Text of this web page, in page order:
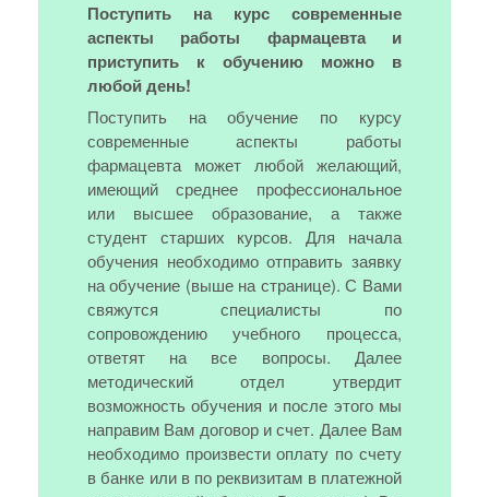
Поступить на курс современные
аспекты работы фармацевта и
приступить к обучению можно в
любой день!
Поступить на обучение по курсу
современные аспекты работы
фармацевта может любой желающий,
имеющий среднее профессиональное
или высшее образование, а также
студент старших курсов. Для начала
обучения необходимо отправить заявку
на обучение (выше на странице). С Вами
свяжутся специалисты по
сопровождению учебного процесса,
ответят на все вопросы. Далее
методический отдел утвердит
возможность обучения и после этого мы
направим Вам договор и счет. Далее Вам
необходимо произвести оплату по счету
в банке или в по реквизитам в платежной